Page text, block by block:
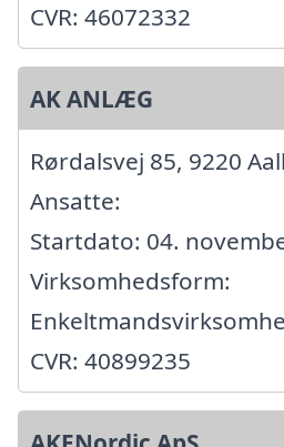
CVR: 46072332
AK ANLÆG
Rørdalsvej 85, 9220
Ansatte:
Startdato: 04.
Virksomhedsform:
CVR: 40899235